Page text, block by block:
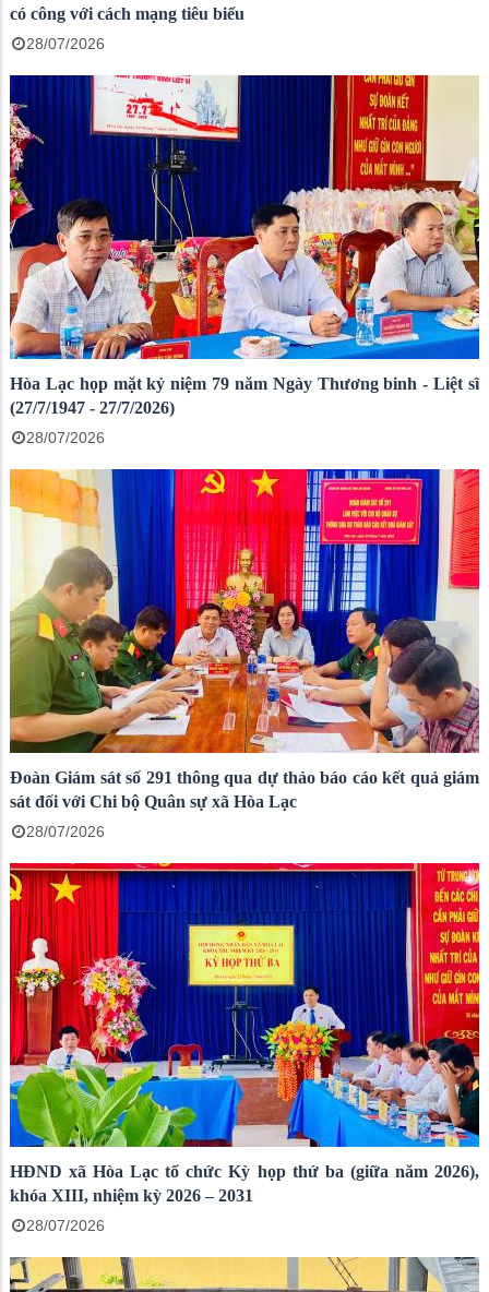
có công với cách mạng tiêu biểu
28/07/2026
Hòa Lạc họp mặt kỷ niệm 79 năm Ngày Thương binh - Liệt sĩ
(27/7/1947 - 27/7/2026)
28/07/2026
Đoàn Giám sát số 291 thông qua dự thảo báo cáo kết quả giám
sát đối với Chi bộ Quân sự xã Hòa Lạc
28/07/2026
HĐND xã Hòa Lạc tổ chức Kỳ họp thứ ba (giữa năm 2026),
khóa XIII, nhiệm kỳ 2026 – 2031
28/07/2026